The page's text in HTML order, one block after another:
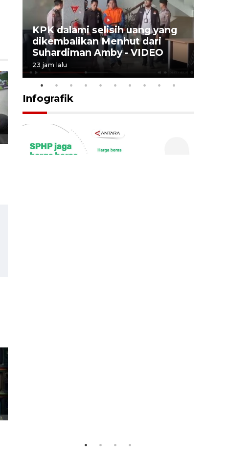
KPK dalami selisih uang yang
dikembalikan Menhut dari
Suhardiman Amby - VIDEO
23 jam lalu
Infografik